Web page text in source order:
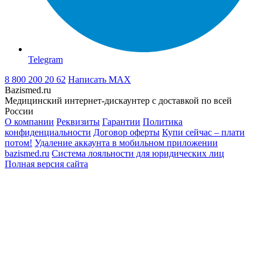
Telegram
8 800 200 20 62 Написать MAX
Bazismed.ru
Медицинский интернет-дискаунтер с доставкой по всей
России
О компании Реквизиты Гарантии Политика
конфиденциальности Договор оферты Купи сейчас – плати
потом! Удаление аккаунта в мобильном приложении
bazismed.ru Система лояльности для юридических лиц
Полная версия сайта